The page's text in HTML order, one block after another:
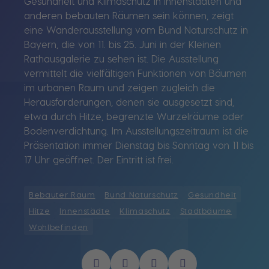
anderen bebauten Räumen sein können, zeigt
eine Wanderausstellung vom Bund Naturschutz in
Bayern, die von 11. bis 25. Juni in der Kleinen
Rathausgalerie zu sehen ist. Die Ausstellung
vermittelt die vielfältigen Funktionen von Bäumen
im urbanen Raum und zeigen zugleich die
Herausforderungen, denen sie ausgesetzt sind,
etwa durch Hitze, begrenzte Wurzelräume oder
Bodenverdichtung. Im Ausstellungszeitraum ist die
Präsentation immer Dienstag bis Sonntag von 11 bis
17 Uhr geöffnet. Der Eintritt ist frei.
Bebauter Raum Bund Naturschutz
Gesundheit
Hitze
Innenstädte Klimaschutz
Stadtbäume
Wohlbefinden